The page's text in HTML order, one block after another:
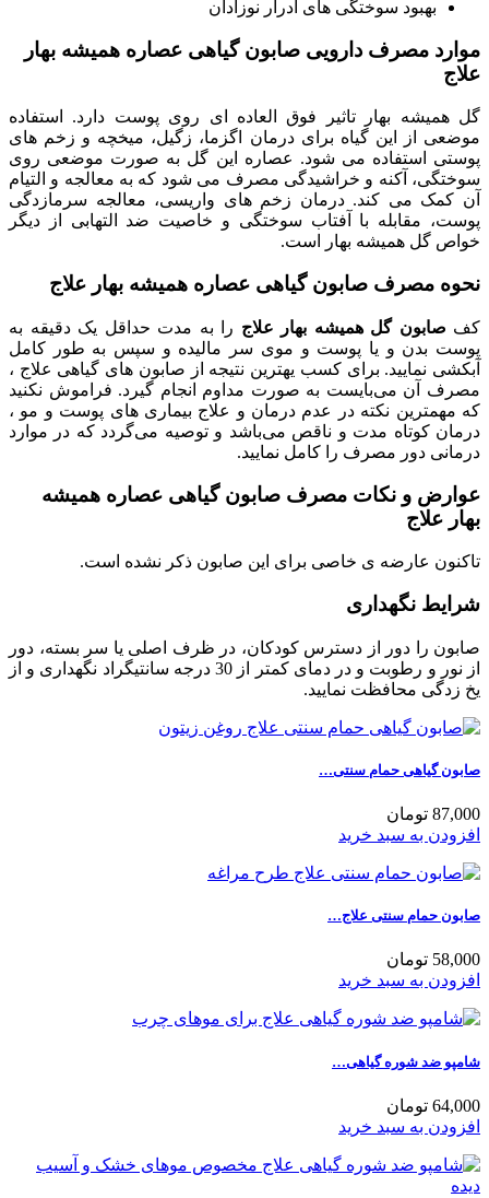
بهبود سوختگی های ادرار نوزادان
موارد مصرف دارویی صابون گیاهی عصاره همیشه بهار
علاج
گل همیشه بهار تاثیر فوق العاده ای روی پوست دارد. استفاده
موضعی از این گیاه برای درمان اگزما، زگیل، میخچه و زخم های
پوستی استفاده می شود. عصاره این گل به صورت موضعی روی
سوختگی، آکنه و خراشیدگی مصرف می شود که به معالجه و التیام
آن کمک می کند. درمان زخم های واریسی، معالجه سرمازدگی
پوست، مقابله با آفتاب سوختگی و خاصیت ضد التهابی از دیگر
خواص گل همیشه بهار است.
نحوه مصرف صابون گیاهی عصاره همیشه بهار علاج
کف صابون گل همیشه بهار علاج را به مدت حداقل یک دقیقه به
پوست بدن و یا پوست و موی سر مالیده و سپس به طور کامل
آبکشی نمایید. برای کسب یهترین نتیجه از صابون های گیاهی علاج ،
مصرف آن می‌بایست به صورت مداوم انجام گیرد. فراموش نکنید
که مهمترین نکته در عدم درمان و علاج بیماری های پوست و مو ،
درمان کوتاه مدت و ناقص می‌باشد و توصیه می‌گردد که در موارد
درمانی دور مصرف را کامل نمایید.
عوارض و نکات مصرف صابون گیاهی عصاره همیشه
بهار علاج
تاکنون عارضه ی خاصی برای این صابون ذکر نشده است.
شرایط نگهداری
صابون را دور از دسترس کودکان، در ظرف اصلی یا سر بسته، دور
از نور و رطوبت و در دمای کمتر از 30 درجه سانتیگراد نگهداری و از
یخ زدگی محافظت نمایید.
صابون گیاهی حمام سنتی…
87,000 تومان
افزودن به سبد خرید
صابون حمام سنتی علاج…
58,000 تومان
افزودن به سبد خرید
شامپو ضد شوره گیاهی…
64,000 تومان
افزودن به سبد خرید